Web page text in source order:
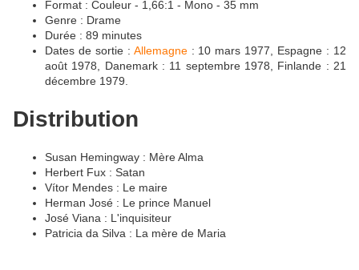
Format : Couleur - 1,66:1 - Mono - 35 mm
Genre : Drame
Durée : 89 minutes
Dates de sortie : Allemagne: 10 mars 1977, Espagne : 12
août 1978, Danemark : 11 septembre 1978, Finlande : 21
décembre 1979.
Distribution
Susan Hemingway : Mère Alma
Herbert Fux : Satan
Vítor Mendes : Le maire
Herman José : Le prince Manuel
José Viana : L'inquisiteur
Patricia da Silva : La mère de Maria